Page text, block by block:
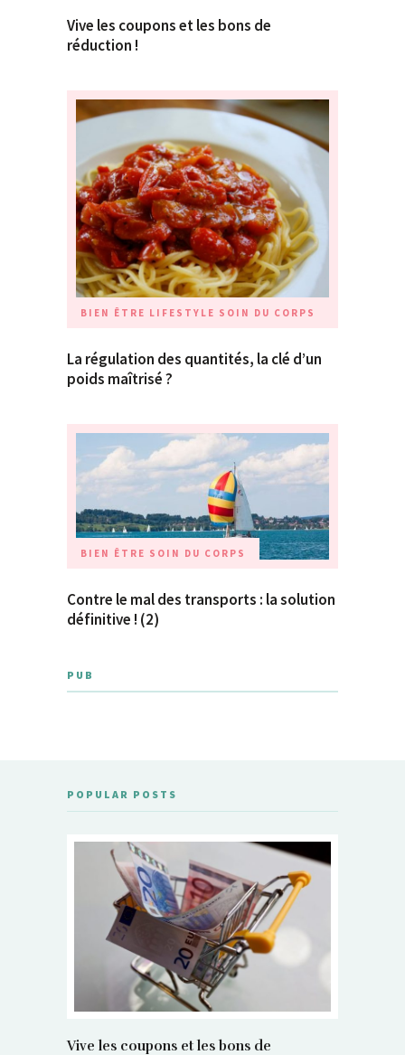
Vive les coupons et les bons de
réduction !
BIEN ÊTRE LIFESTYLE SOIN DU CORPS
La régulation des quantités, la clé d’un
poids maîtrisé ?
BIEN ÊTRE SOIN DU CORPS
Contre le mal des transports : la solution
définitive ! (2)
PUB
POPULAR POSTS
Vive les coupons et les bons de